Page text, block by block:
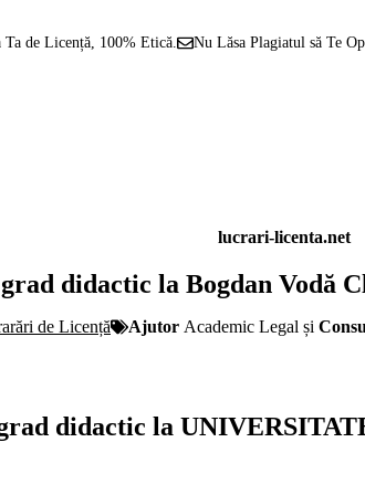
Ta de Licență, 100% Etică. Nu Lăsa Plagiatul să Te
lucrari-licenta.net
didactic la Bogdan Vodă
de Licență Ajutor Academic Legal și
didactic la